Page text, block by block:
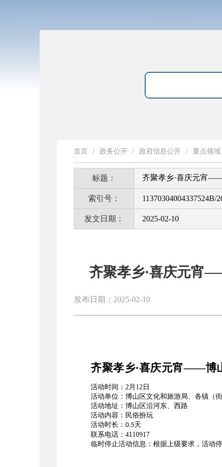
首页 / 政务公开 / 政府信息公开 / 重点领域
标题： 齐聚孝乡·喜庆元宵
索引号： 11370304004337524B/
发文日期： 2025-02-10
齐聚孝乡·喜庆元宵
发布日期：2025-02-10
齐聚孝乡·喜庆元宵——博
活动时间： 2月12日
活动单位： 博山区文化和旅游局、各镇（
活动地址： 博山区沿河东、西路
活动内容： 民俗扮玩
活动时长： 0.5天
联系电话： 4110917
临时停止活动信息：根据上级要求，活动